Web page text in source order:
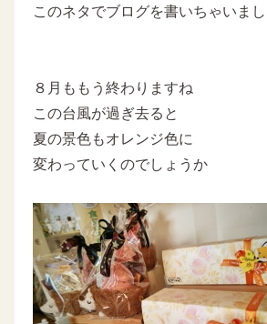
このネタでブログを書いちゃいまし
８月ももう終わりますね
この台風が過ぎ去ると
夏の景色もオレンジ色に
変わっていくのでしょうか